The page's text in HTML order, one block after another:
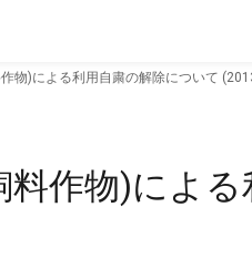
物)による利用自粛の解除について
作物)による